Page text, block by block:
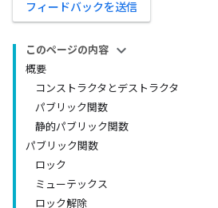
フィードバックを送信
このページの内容
概要
コンストラクタとデストラクタ
パブリック関数
静的パブリック関数
パブリック関数
ロック
ミューテックス
ロック解除